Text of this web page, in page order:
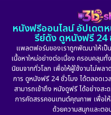
Detective สืบสวน
Detective สืบสวน
Disaster
Disney+
1981
1974
หนังฟรีออนไลน์ อัปเดต
รีย์ดัง ดูหนังฟรี 24
แพลตฟอร์มของเราถูกพัฒนาให้เป็
เนื้อหาใหม่อย่างต่อเนื่อง ครอบคลุม
นิยมจากทั่วโลก เพื่อให้ผู้ใช้งานไม่พล
การ ดูหนังฟรี 24 ชั่วโมง ได้ตลอดเว
สามารถเข้าถึง หนังดูฟรี ได้อย่างส
การคัดสรรคอนเทนต์คุณภาพ เพื่อใ
ด้วยความสนุกและตอ